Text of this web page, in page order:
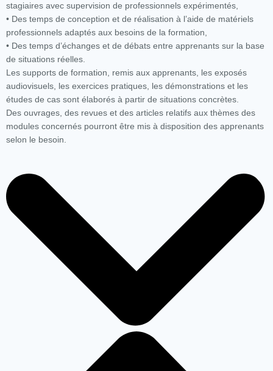
stagiaires avec supervision de professionnels expérimentés,
• Des temps de conception et de réalisation à l’aide de matériels
professionnels adaptés aux besoins de la formation,
• Des temps d’échanges et de débats entre apprenants sur la base
de situations réelles.
Les supports de formation, remis aux apprenants, les exposés
audiovisuels, les exercices pratiques, les démonstrations et les
études de cas sont élaborés à partir de situations concrètes.
Des ouvrages, des revues et des articles relatifs aux thèmes des
modules concernés pourront être mis à disposition des apprenants
selon le besoin.